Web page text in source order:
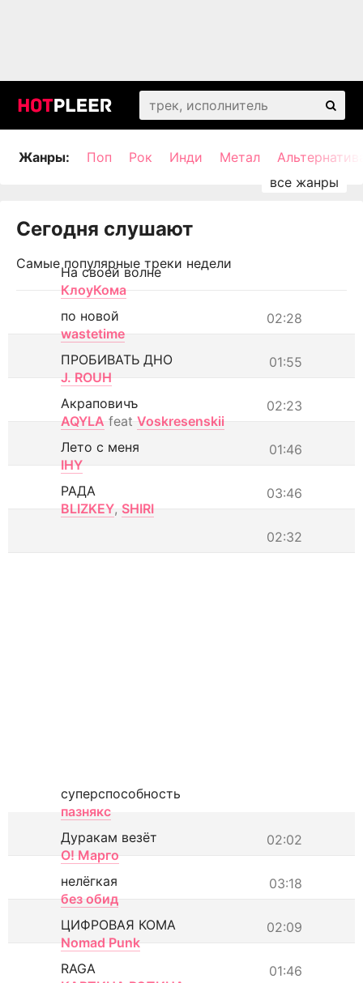
Жанры: Поп Рок Инди Метал
Сегодня слушают
Самые популярные треки недели
На своей волне
КлоуКома
02:28
по новой
wastetime
01:55
ПРОБИВАТЬ ДНО
J. ROUH
02:23
Акраповичъ
AQYLA feat Voskresenskii
01:46
Лето с меня
IHY
03:46
РАДА
BLIZKEY, SHIRI
02:32
суперспособность
пазнякс
02:02
Дуракам везёт
О! Марго
03:18
нелёгкая
без обид
02:09
ЦИФРОВАЯ КОМА
Nomad Punk
01:46
RAGA